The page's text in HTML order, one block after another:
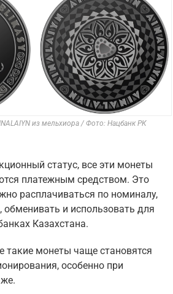
из мельхиора / Фото: Нацбанк РК
статус, все эти монеты
платежным средством. Это
расплачиваться по номиналу,
обменивать и использовать для
Казахстана.
такие монеты чаще становятся
особенно при